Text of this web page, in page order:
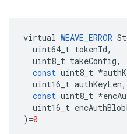
virtual WEAVE_ERROR
uint64_t tokenId,
uint8_t takeConfig,
const uint8_t *
uint16_t authKeyLen,
const uint8_t *
uint16_t
) =0